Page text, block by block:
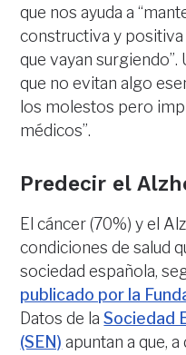
que nos ayuda a
constructiva y
que vayan
que no evitan algo
los molestos pero
médicos”.
Predecir el
El cáncer (70%) y el
condiciones de salud
sociedad española,
publicado por la
Datos de laSociedad
(SEN) apuntan a que,